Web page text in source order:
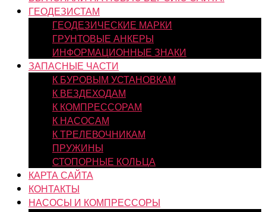
ГЕОДЕЗИСТАМ
ГЕОДЕЗИЧЕСКИЕ МАРКИ
ГРУНТОВЫЕ АНКЕРЫ
ИНФОРМАЦИОННЫЕ ЗНАКИ
ЗАПАСНЫЕ ЧАСТИ
К БУРОВЫМ УСТАНОВКАМ
К ВЕЗДЕХОДАМ
К КОМПРЕССОРАМ
К НАСОСАМ
К ТРЕЛЕВОЧНИКАМ
ПРУЖИНЫ
СТОПОРНЫЕ КОЛЬЦА
КАРТА САЙТА
КОНТАКТЫ
НАСОСЫ И КОМПРЕССОРЫ